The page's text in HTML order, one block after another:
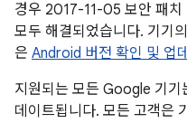
경우 2017-11-05 보안 패치
모두 해결되었습니다. 기기
은 Android 버전 확인 및 업
지원되는 모든 Google 기
데이트됩니다. 모든 고객은